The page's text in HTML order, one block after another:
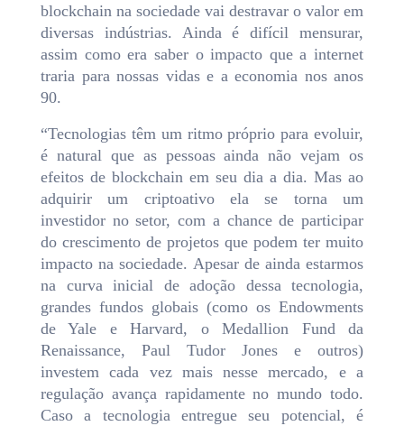
blockchain na sociedade vai destravar o valor em
diversas indústrias. Ainda é difícil mensurar,
assim como era saber o impacto que a internet
traria para nossas vidas e a economia nos anos
90.
“Tecnologias têm um ritmo próprio para evoluir,
é natural que as pessoas ainda não vejam os
efeitos de blockchain em seu dia a dia. Mas ao
adquirir um criptoativo ela se torna um
investidor no setor, com a chance de participar
do crescimento de projetos que podem ter muito
impacto na sociedade. Apesar de ainda estarmos
na curva inicial de adoção dessa tecnologia,
grandes fundos globais (como os Endowments
de Yale e Harvard, o Medallion Fund da
Renaissance, Paul Tudor Jones e outros)
investem cada vez mais nesse mercado, e a
regulação avança rapidamente no mundo todo.
Caso a tecnologia entregue seu potencial, é